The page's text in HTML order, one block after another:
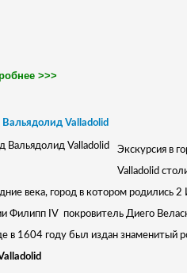
>>>
Valladolid
Экскурсия в
Valladolid
века, город в котором родились
Филипп IV покровитель Диего
в 1604 году был издан знаменитый